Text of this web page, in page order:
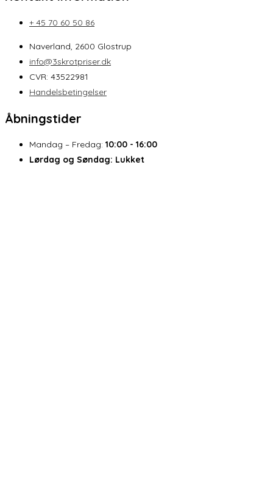
+ 45 70 60 50 86
Naverland, 2600 Glostrup
info@3skrotpriser.dk
CVR: 43522981
Handelsbetingelser
Åbningstider
Mandag – Fredag: 10:00 - 16:00
Lørdag og Søndag: Lukket